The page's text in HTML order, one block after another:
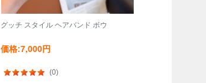
グッチ スタイル ヘアバンド ボウ
価格:7,000円
(0)